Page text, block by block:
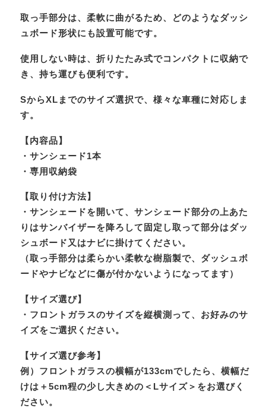
取っ手部分は、柔軟に曲がるため、どのようなダッシ
ュボード形状にも設置可能です。
使用しない時は、折りたたみ式でコンパクトに収納で
き、持ち運びも便利です。
SからXLまでのサイズ選択で、様々な車種に対応しま
す。
【内容品】
・サンシェード1本
・専用収納袋
【取り付け方法】
・サンシェードを開いて、サンシェード部分の上あた
りはサンバイザーを降ろして固定し取って部分はダッ
シュボード又はナビに掛けてください。
（取っ手部分は柔らかい柔軟な樹脂製で、ダッシュボ
ードやナビなどに傷が付かないようになってます）
【サイズ選び】
・フロントガラスのサイズを縦横測って、お好みのサ
イズをご選択ください。
【サイズ選び参考】
例）フロントガラスの横幅が133cmでしたら、横幅だ
けは＋5cm程の少し大きめの＜Lサイズ＞をお選びく
ださい。